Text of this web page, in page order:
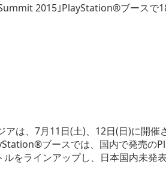
は、7月11日(土)、12日(日)に開
ブースでは、国内で発売の
をラインアップし、日本国内未発